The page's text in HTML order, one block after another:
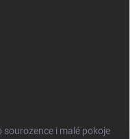
sourozence i malé pokoje